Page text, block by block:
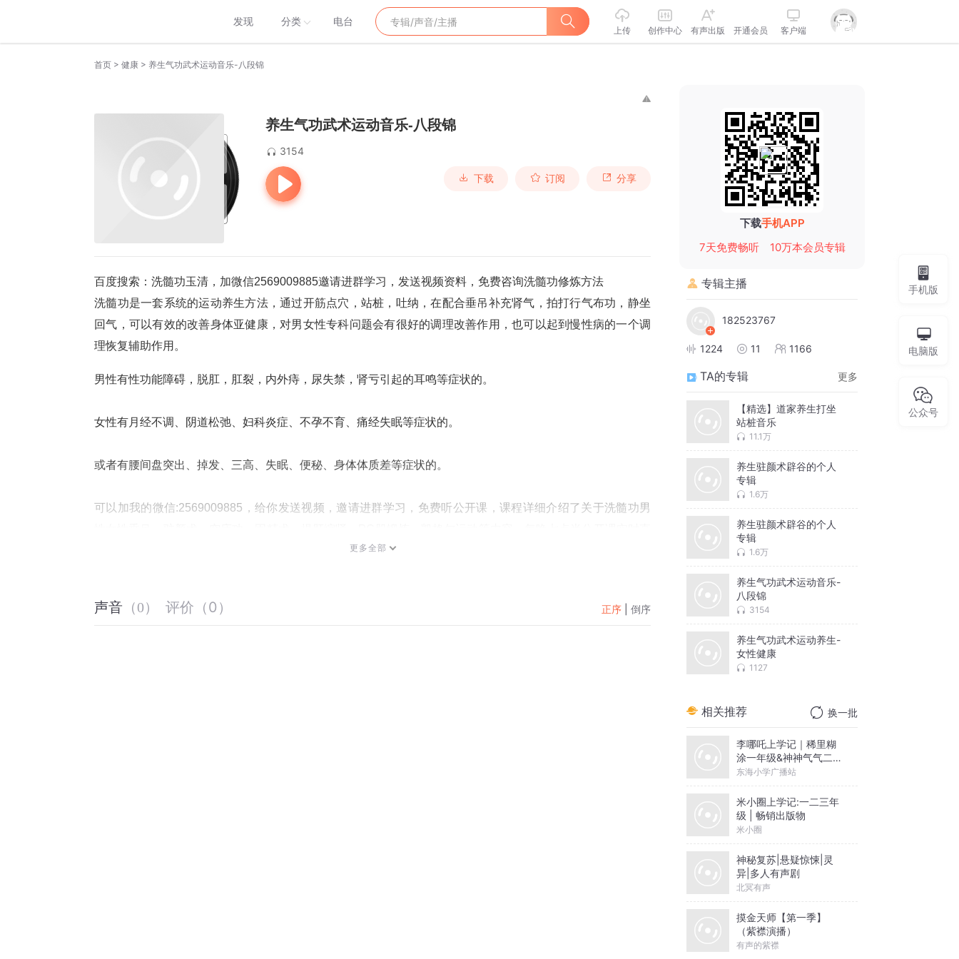
发现 分类 电台
上传 创作中心 有声出版 开通会员 客户端
首页 > 健康 > 养生气功武术运动音乐-八段锦
养生气功武术运动音乐-八段锦
3154
下载 订阅 分享
百度搜索：洗髓功玉清，加微信2569009885邀请进群学习，发送视频资料，免费咨询洗髓功修炼方法
洗髓功是一套系统的运动养生方法，通过开筋点穴，站桩，吐纳，在配合垂吊补充肾气，拍打行气布功，静坐
回气，可以有效的改善身体亚健康，对男女性专科问题会有很好的调理改善作用，也可以起到慢性病的一个调
理恢复辅助作用。
男性有性功能障碍，脱肛，肛裂，内外痔，尿失禁，肾亏引起的耳鸣等症状的。
女性有月经不调、阴道松弛、妇科炎症、不孕不育、痛经失眠等症状的。
或者有腰间盘突出、掉发、三高、失眠、便秘、身体体质差等症状的。
可以加我的微信:2569009885，给你发送视频，邀请进群学习，免费听公开课，课程详细介绍了关于洗髓功男
播，开课前我会提前邀请你进直播间学习。不会进的加我，我教你！
更多全部
声音 （0） 评价 （0 ） 正序 倒序
下载手机APP
7天免费畅听
10万本会员专辑
专辑主播
182523767
1224 11 1166
TA的专辑 更多
【精选】道家养生打坐
站桩音乐
11.1万
养生驻颜术辟谷的个人
专辑
1.6万
养生驻颜术辟谷的个人
专辑
1.6万
养生气功武术运动音乐-
八段锦
3154
养生气功武术运动养生-
女性健康
1127
相关推荐 换一批
李哪吒上学记｜稀里糊
涂一年级&神神气气二年
级
东海小学广播站
米小圈上学记:一二三年
级 | 畅销出版物
米小圈
神秘复苏|悬疑惊悚|灵
异|多人有声剧
北冥有声
摸金天师【第一季】
（紫襟演播）
有声的紫襟
手机版
电脑版
公众号